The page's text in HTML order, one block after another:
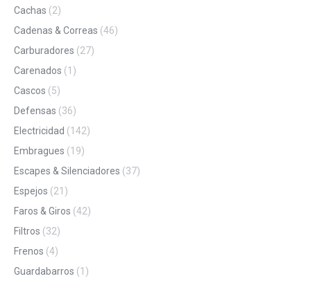
Cachas (2)
Cadenas & Correas (46)
Carburadores (27)
Carenados (1)
Cascos (5)
Defensas (36)
Electricidad (142)
Embragues (19)
Escapes & Silenciadores (37)
Espejos (21)
Faros & Giros (42)
Filtros (32)
Frenos (4)
Guardabarros (1)